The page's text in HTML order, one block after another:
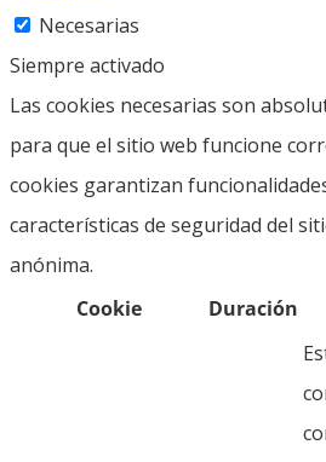
Necesarias
Siempre activado
Las cookies necesarias son
para que el sitio web funcione
cookies garantizan
características de seguridad del
anónima.
Cookie
Duración